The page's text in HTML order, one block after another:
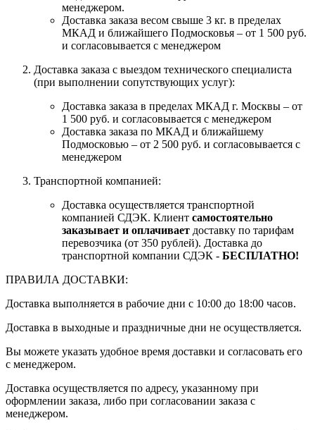
менеджером.
Доставка заказа весом свыше 3 кг. в пределах
МКАД и ближайшего Подмосковья – от 1 500 руб.
и согласовывается с менеджером
Доставка заказа с выездом технического специалиста
(при выполнении сопутствующих услуг):
Доставка заказа в пределах МКАД г. Москвы – от
1 500 руб. и согласовывается с менеджером
Доставка заказа по МКАД и ближайшему
Подмосковью – от 2 500 руб. и согласовывается с
менеджером
Транспортной компанией:
Доставка осуществляется транспортной
компанией СДЭК. Клиент самостоятельно
заказывает и оплачивает доставку по тарифам
перевозчика (от 350 рублей). Доставка до
транспортной компании СДЭК - БЕСПЛАТНО!
ПРАВИЛА ДОСТАВКИ:
Доставка выполняется в рабочие дни с 10:00 до 18:00 часов.
Доставка в выходные и праздничные дни не осуществляется.
Вы можете указать удобное время доставки и согласовать его
с менеджером.
Доставка осуществляется по адресу, указанному при
оформлении заказа, либо при согласовании заказа с
менеджером.